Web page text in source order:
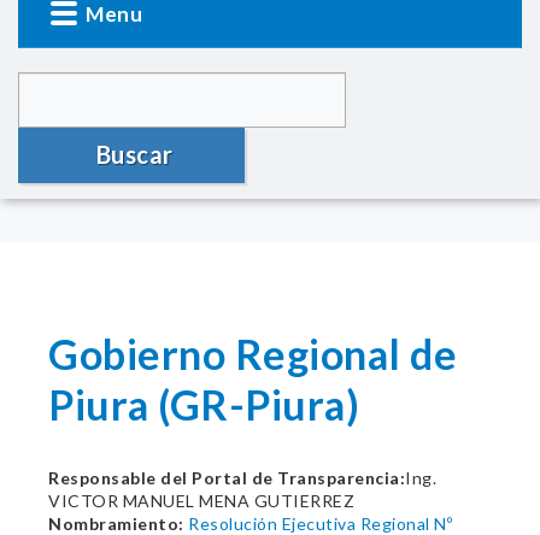
Menu
Buscar
Gobierno Regional de
Piura (GR-Piura)
Responsable del Portal de Transparencia:Ing.
VICTOR MANUEL MENA GUTIERREZ
Nombramiento: Resolución Ejecutiva Regional Nº